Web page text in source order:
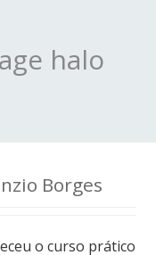
halo
Borges
o curso prático